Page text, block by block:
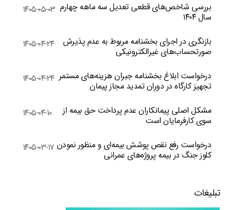
بررسی شاخص‌های قطعی تعدیل سه ماهه چهارم
سال ۱۴۰۴
۱۴۰۵-۰۵-۰۳
بازنگری در اجرای بخشنامه مربوط به عدم پذیرش
صورتحساب‌های غیرالکترونیکی
۱۴۰۵-۰۴-۲۴
درخواست ابلاغ بخشنامه جبران هزینه‌های مستمر
تجهیز کارگاه در دوران تمدید مجاز پیمان
۱۴۰۵-۰۴-۲۴
مشکل اصلی پیمانکاران عدم پرداخت حق بیمه از
سوی کارفرمایان است
۱۴۰۵-۰۴-۱۰
درخواست رفع نقص پوشش بیمه‌ای و منظور نمودن
کلوز جنگ در بیمه پروژه‌های عمرانی
۱۴۰۵-۰۳-۱۷
تبلیغات